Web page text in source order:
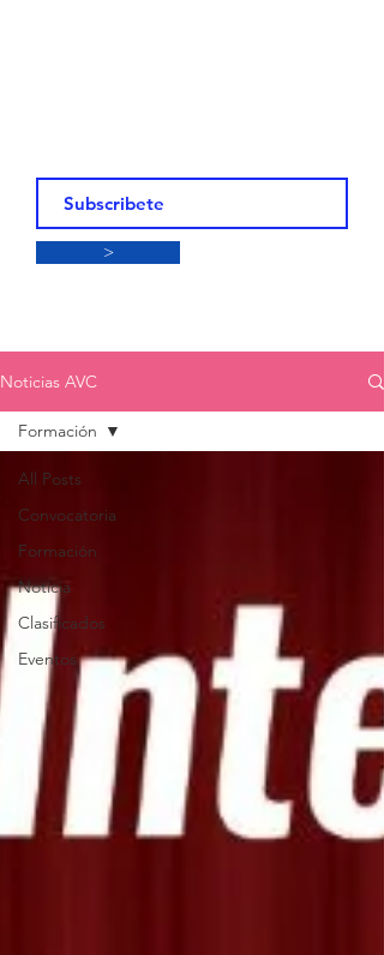
>
Noticias AVC
All Posts
Convocatoria
Formación
Noticia
Clasificados
Eventos
Formación